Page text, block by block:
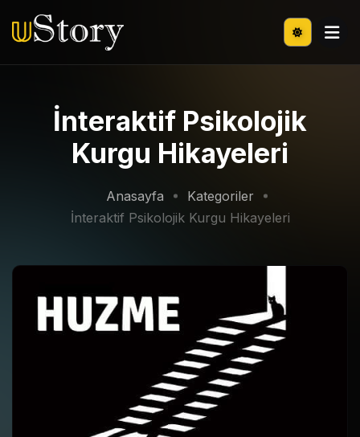
İnteraktif Psikolojik
Kurgu Hikayeleri
Anasayfa
Kategoriler
İnteraktif Psikolojik Kurgu Hikayeleri